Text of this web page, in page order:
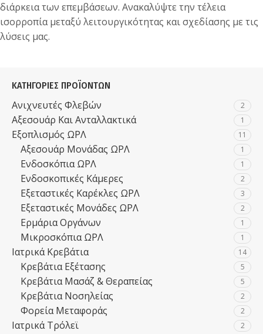
ΚΑΤΗΓΟΡΊΕΣ ΠΡΟΪΌΝΤΩΝ
Ανιχνευτές Φλεβών 2
Αξεσουάρ Και Ανταλλακτικά 1
Εξοπλισμός ΩΡΛ 11
Αξεσουάρ Μονάδας ΩΡΛ 1
Ενδοσκόπια ΩΡΛ 1
Ενδοσκοπικές Κάμερες 2
Εξεταστικές Καρέκλες ΩΡΛ 3
Εξεταστικές Μονάδες ΩΡΛ 2
Ερμάρια Οργάνων 1
Μικροσκόπια ΩΡΛ 1
Ιατρικά Κρεβάτια 14
Κρεβάτια Εξέτασης 5
Κρεβάτια Μασάζ & Θεραπείας 5
Κρεβάτια Νοσηλείας 2
Φορεία Μεταφοράς 2
Ιατρικά Τρόλεϊ 2
διάρκεια των επεμβάσεων. Ανακαλύψτε την τέλεια
ισορροπία μεταξύ λειτουργικότητας και σχεδίασης με τις
λύσεις μας.